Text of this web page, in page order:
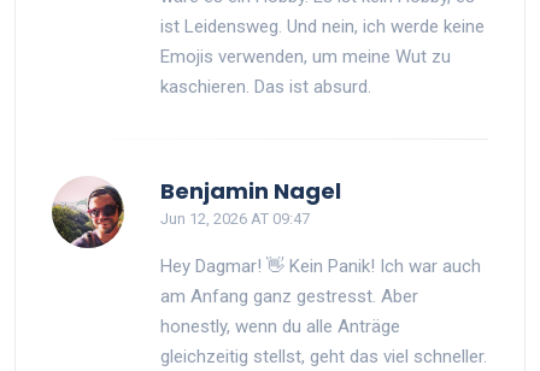
ist Leidensweg. Und nein, ich werde keine
Emojis verwenden, um meine Wut zu
kaschieren. Das ist absurd.
Benjamin Nagel
Jun 12, 2026 AT 09:47
Hey Dagmar! 👋 Kein Panik! Ich war auch
am Anfang ganz gestresst. Aber
honestly, wenn du alle Anträge
gleichzeitig stellst, geht das viel schneller.